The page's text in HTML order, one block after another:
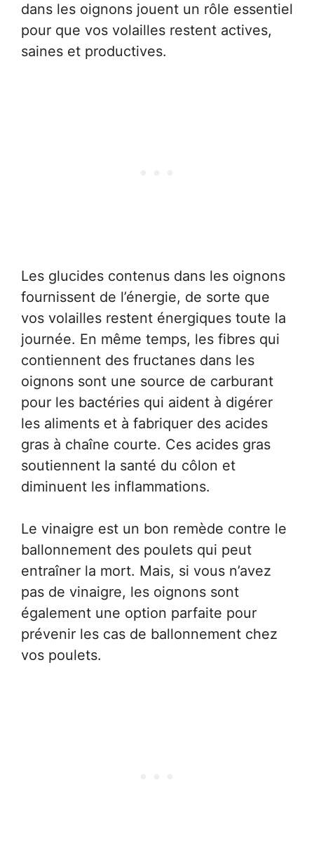
dans les oignons jouent un rôle essentiel
pour que vos volailles restent actives,
saines et productives.
Les glucides contenus dans les oignons
fournissent de l’énergie, de sorte que
vos volailles restent énergiques toute la
journée. En même temps, les fibres qui
contiennent des fructanes dans les
oignons sont une source de carburant
pour les bactéries qui aident à digérer
les aliments et à fabriquer des acides
gras à chaîne courte. Ces acides gras
soutiennent la santé du côlon et
diminuent les inflammations.
Le vinaigre est un bon remède contre le
ballonnement des poulets qui peut
entraîner la mort. Mais, si vous n’avez
pas de vinaigre, les oignons sont
également une option parfaite pour
prévenir les cas de ballonnement chez
vos poulets.